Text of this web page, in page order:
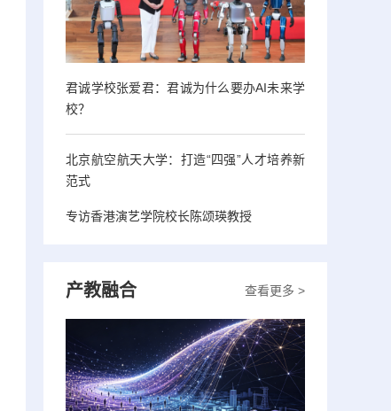
君诚学校张爱君：君诚为什么要办AI未来学
校？
北京航空航天大学：打造“四强”人才培养新
范式
专访香港演艺学院校长陈颂瑛教授
查看更多 >
产教融合